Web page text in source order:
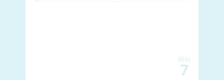
网站
7